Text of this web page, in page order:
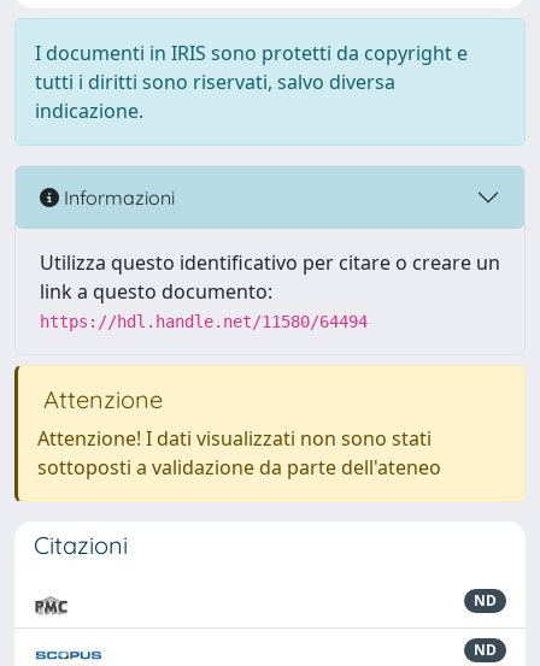
I documenti in IRIS sono protetti da copyright e
tutti i diritti sono riservati, salvo diversa
indicazione.
Informazioni
Utilizza questo identificativo per citare o creare un
link a questo documento:
https://hdl.handle.net/11580/64494
Attenzione
Attenzione! I dati visualizzati non sono stati
sottoposti a validazione da parte dell'ateneo
Citazioni
ND
ND